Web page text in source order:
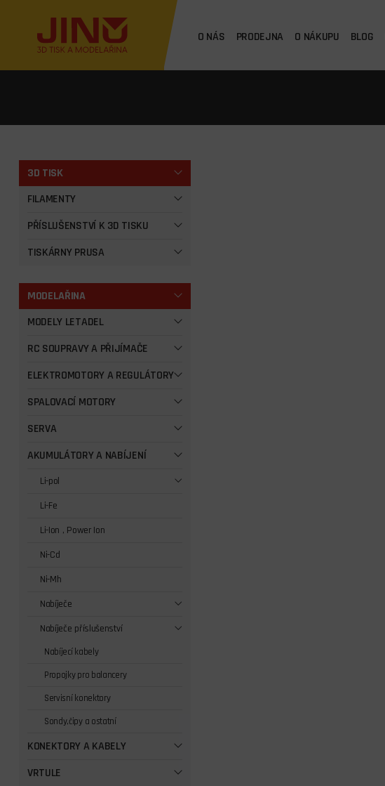
O NÁS PRODEJNA O NÁKUPU BLOG
3D TISK
FILAMENTY
PŘÍSLUŠENSTVÍ K 3D TISKU
TISKÁRNY PRUSA
MODELAŘINA
MODELY LETADEL
RC SOUPRAVY A PŘIJÍMAČE
ELEKTROMOTORY A REGULÁTORY
SPALOVACÍ MOTORY
SERVA
AKUMULÁTORY A NABÍJENÍ
Li-pol
Li-Fe
Li-Ion , Power Ion
Ni-Cd
Ni-Mh
Nabíječe
Nabíječe příslušenství
Nabíjecí kabely
Propojky pro balancery
Servisní konektory
Sondy,čipy a ostatní
KONEKTORY A KABELY
VRTULE